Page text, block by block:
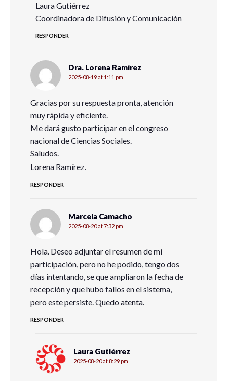
Estudios de género
Impactos de la normatividad en el empleo
Inteligencia artificial y empleo
Jubilaciones y pensiones
Trabajo decente y trabajo precario.
Seguridad y salud ocupacional
Instituto Nacional de Estadística e Informática (2025, 27 de
265/25 Encuesta Nacional de Ocupación y Empleo (ENOE).
https://www.inegi.org.mx/contenidos/saladeprensa/
Organización Internacional de Trabajo (2025). World
Trends 2025. https://www.ilo.org/publications/flagship-
social-outlook-trends-2025
Laura Gutiérrez
Coordinadora de Difusión y Comunicación
RESPONDER
Dra. Lorena Ramírez
2025-08-19 at 1:11 pm
Gracias por su respuesta pronta, atención
muy rápida y eficiente.
Me dará gusto participar en el congreso
nacional de Ciencias Sociales.
Saludos.
Lorena Ramírez.
RESPONDER
Marcela Camacho
2025-08-20 at 7:32 pm
Hola. Deseo adjuntar el resumen de mi
participación, pero no he podido, tengo dos
días intentando, se que ampliaron la fecha de
recepción y que hubo fallos en el sistema,
pero este persiste. Quedo atenta.
RESPONDER
Laura Gutiérrez
2025-08-20 at 8:29 pm